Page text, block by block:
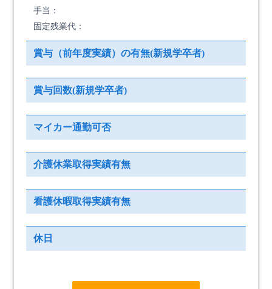
手当：
固定残業代：
賞与（前年度実績）の有無(新規学卒者)
賞与回数(新規学卒者)
マイカー通勤可否
介護休業取得実績有無
看護休暇取得実績有無
休日